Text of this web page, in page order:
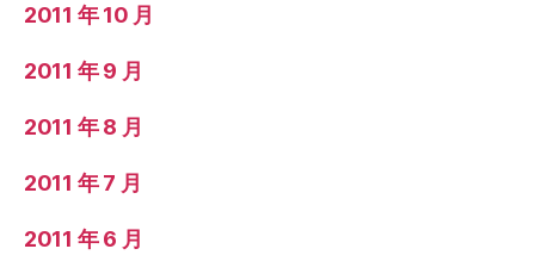
2011 年 10 月
2011 年 9 月
2011 年 8 月
2011 年 7 月
2011 年 6 月